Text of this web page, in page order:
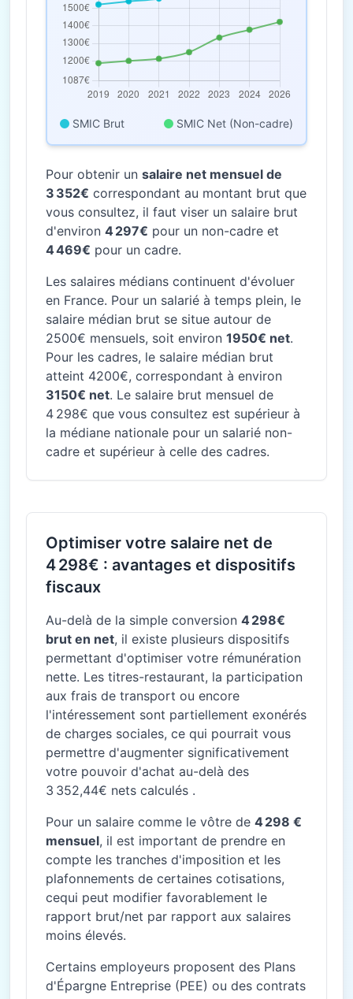
SMIC Brut SMIC Net (Non-cadre)
Pour obtenir un salaire net mensuel de
3 352€ correspondant au montant brut que
vous consultez, il faut viser un salaire brut
d'environ 4 297€ pour un non-cadre et
4 469€ pour un cadre.
Les salaires médians continuent d'évoluer
en France. Pour un salarié à temps plein, le
salaire médian brut se situe autour de
2500€ mensuels, soit environ 1950€ net.
Pour les cadres, le salaire médian brut
atteint 4200€, correspondant à environ
3150€ net. Le salaire brut mensuel de
4 298€ que vous consultez est supérieur à
la médiane nationale pour un salarié non-
cadre et supérieur à celle des cadres.
Optimiser votre salaire net de
4 298€ : avantages et dispositifs
fiscaux
Au-delà de la simple conversion 4 298€
brut en net, il existe plusieurs dispositifs
permettant d'optimiser votre rémunération
nette. Les titres-restaurant, la participation
aux frais de transport ou encore
l'intéressement sont partiellement exonérés
de charges sociales, ce qui pourrait vous
permettre d'augmenter significativement
votre pouvoir d'achat au-delà des
3 352,44€ nets calculés .
Pour un salaire comme le vôtre de 4 298 €
mensuel, il est important de prendre en
compte les tranches d'imposition et les
plafonnements de certaines cotisations,
cequi peut modifier favorablement le
rapport brut/net par rapport aux salaires
moins élevés.
Certains employeurs proposent des Plans
d'Épargne Entreprise (PEE) ou des contrats